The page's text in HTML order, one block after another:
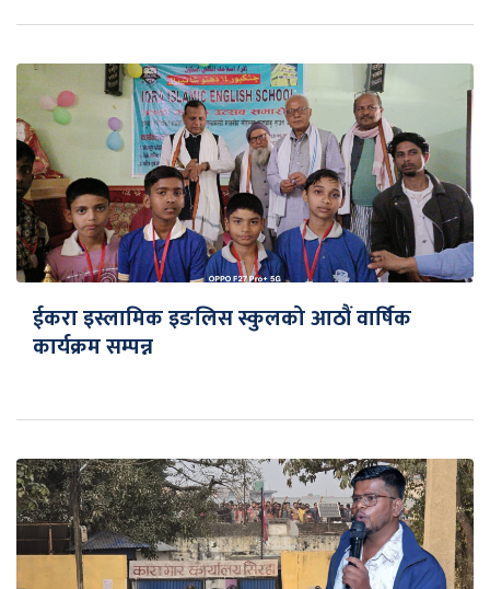
ईकरा इस्लामिक इङलिस स्कुलको आठौं वार्षिक
कार्यक्रम सम्पन्न